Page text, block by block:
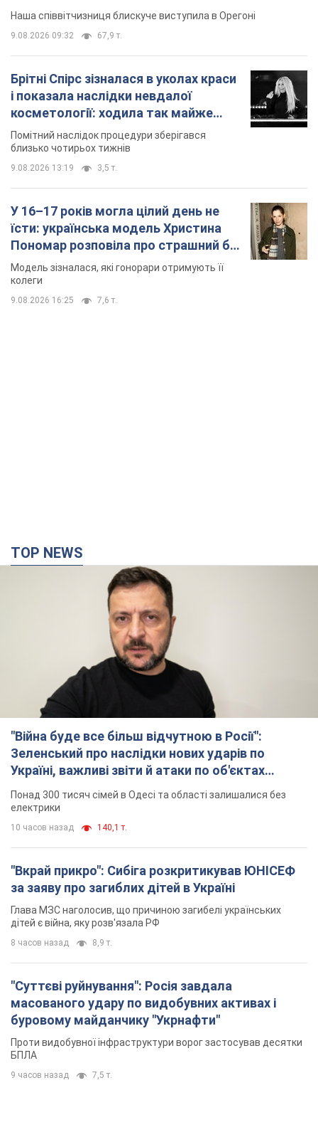
Наша співвітчизниця блискуче виступила в Орегоні
9.08.2026 09:32 67,9 т.
Брітні Спірс зізналася в уколах краси
і показала наслідки невдалої
косметології: ходила так майже
місяць
Помітний наслідок процедури зберігався
близько чотирьох тижнів
9.08.2026 13:19 3,5 т.
У 16–17 років могла цілий день не
їсти: українська модель Христина
Пономар розповіла про страшний бік
модельної кар’єри
Модель зізналася, які гонорари отримують її
колеги
9.08.2026 16:25 7,6 т.
TOP NEWS
"Війна буде все більш відчутною в Росії":
Зеленський про наслідки нових ударів по
Україні, важливі звіти й атаки по об'єктах
ворога. Відео
Понад 300 тисяч сімей в Одесі та області залишалися без
електрики
10 часов назад 140,1 т.
"Вкрай прикро": Сибіга розкритикував ЮНІСЕФ
за заяву про загиблих дітей в Україні
Глава МЗС наголосив, що причиною загибелі українських
дітей є війна, яку розв'язала РФ
8 часов назад 8,9 т.
"Суттєві руйнування": Росія завдала
масованого удару по видобувних активах і
буровому майданчику "Укрнафти"
Проти видобувної інфраструктури ворог застосував десятки
БПЛА
9 часов назад 7,5 т.